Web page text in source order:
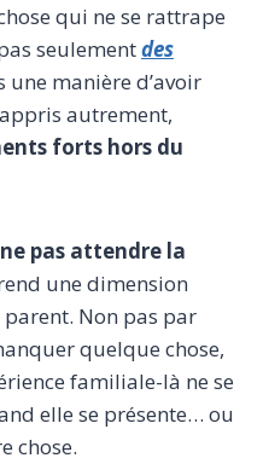
qui ne se rattrape
seulementdes
une manière d’avoir
autrement,
forts hors du
pas attendre la
une dimension
Non pas par
quelque chose,
familiale-là ne se
elle se présente… ou
chose.